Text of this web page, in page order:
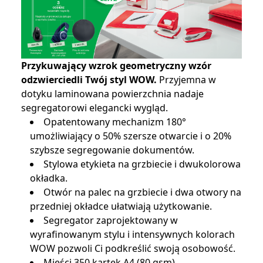
Przykuwający wzrok geometryczny wzór
odzwierciedli Twój styl WOW. Przyjemna w
dotyku laminowana powierzchnia nadaje
segregatorowi elegancki wygląd.
Opatentowany mechanizm 180°
umożliwiający o 50% szersze otwarcie i o 20%
szybsze segregowanie dokumentów.
Stylowa etykieta na grzbiecie i dwukolorowa
okładka.
Otwór na palec na grzbiecie i dwa otwory na
przedniej okładce ułatwiają użytkowanie.
Segregator zaprojektowany w
wyrafinowanym stylu i intensywnych kolorach
WOW pozwoli Ci podkreślić swoją osobowość.